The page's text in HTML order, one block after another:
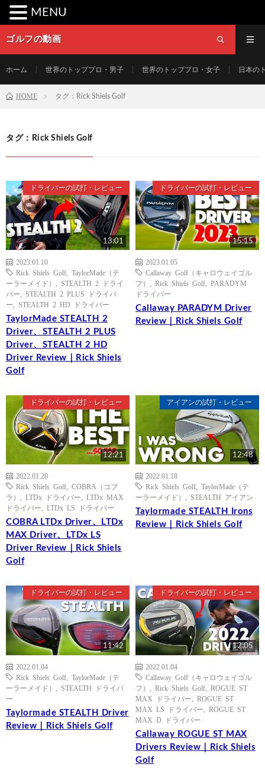
ゴルフの動画
ホーム 世界のトッププロ・男子 世界のトッププロ・女子 日本の
HOME タグ：Rick Shiels Golf
タグ：Rick Shiels Golf
ドライバーの試打・レビュー
13:01
2023.01.10
Rick Shiels Golf
TaylorMade（テ
ーラーメイド）
STEALTH 2 ドライ
バー
STEALTH 2 PLUS ドライバ
ー
STEALTH 2 HD ドライバー
TaylorMade STEALTH 2
Driver、STEALTH 2 PLUS
Driver、STEALTH 2 HD
Driver Review｜Rick Shiels
Golf
ドライバーの試打・レビュー
15:15
2023.01.05
Callaway Golf（キャロウェイゴル
フ）
Rick Shiels Golf
PARADYM
ドライバー
Callaway PARADYM Driver
Review｜Rick Shiels Golf
ドライバーの試打・レビュー
12:21
2022.01.20
Rick Shiels Golf
COBRA（コブ
ラ）
LTDx ドライバー
LTDx MAX
ドライバー
LTDx LS ドライバー
COBRA LTDx Driver、LTDx
MAX Driver、LTDx LS
Driver Review｜Rick Shiels
Golf
アイアンの試打・レビュー
12:48
2022.01.18
Rick Shiels Golf
TaylorMade（テ
ーラーメイド）
STEALTH アイアン
Taylormade STEALTH Irons
Review｜Rick Shiels Golf
ドライバーの試打・レビュー
11:42
2022.01.04
Rick Shiels Golf
TaylorMade（テ
ーラーメイド）
STEALTH ドライバ
ー
Taylormade STEALTH Driver
Review｜Rick Shiels Golf
ドライバーの試打・レビュー
12:05
2022.01.04
Callaway Golf（キャロウェイゴル
フ）
Rick Shiels Golf
ROGUE ST
MAX ドライバー
ROGUE ST
MAX LS ドライバー
ROGUE ST
MAX D ドライバー
Callaway ROGUE ST MAX
Drivers Review｜Rick Shiels
Golf
MENU